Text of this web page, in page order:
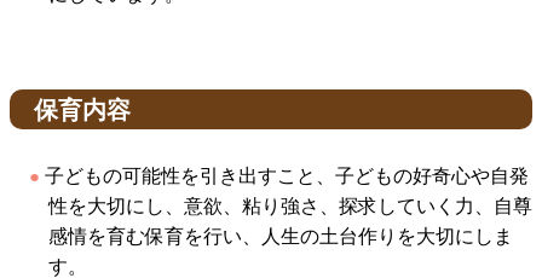
保育内容
子どもの可能性を引き出すこと、子どもの好奇心や自発
性を大切にし、意欲、粘り強さ、探求していく力、自尊
感情を育む保育を行い、人生の土台作りを大切にしま
す。